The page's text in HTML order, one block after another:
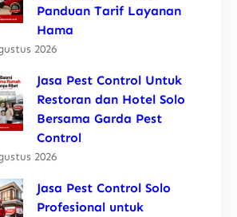
Panduan Tarif Layanan
Hama
2026
Jasa Pest Control Untuk
Restoran dan Hotel Solo
Bersama Garda Pest
Control
2026
Jasa Pest Control Solo
Profesional untuk